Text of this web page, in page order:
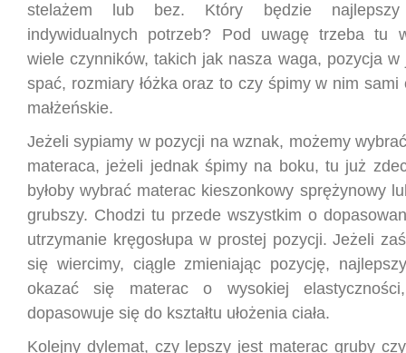
stelażem lub bez. Który będzie
indywidualnych potrzeb? Pod uwagę trzeba tu
wiele czynników, takich jak nasza waga, pozycja w
spać, rozmiary łóżka oraz to czy śpimy w nim sami
małżeńskie.
Jeżeli sypiamy w pozycji na wznak, możemy
materaca, jeżeli jednak śpimy na boku, tu już
byłoby wybrać materac kieszonkowy sprężynowy
grubszy. Chodzi tu przede wszystkim o
utrzymanie kręgosłupa w prostej pozycji. Jeżeli
się wiercimy, ciągle zmieniając pozycję,
okazać się materac o wysokiej
dopasowuje się do kształtu ułożenia ciała.
Kolejny dylemat, czy lepszy jest materac gruby